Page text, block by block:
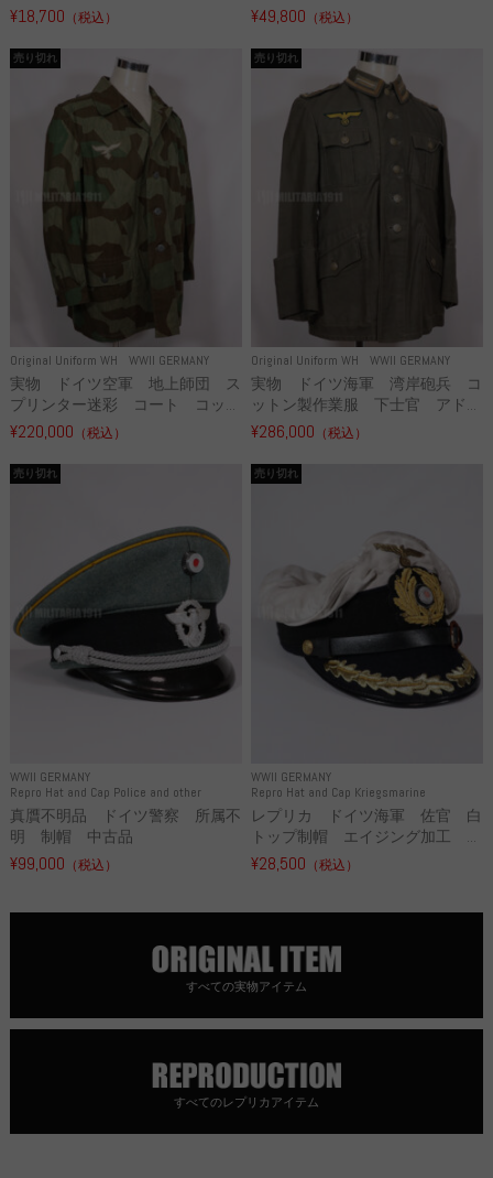
¥18,700 （税込） ¥49,800 （税込）
Original Uniform WH WWII GERMANY
売り切れ
実物 ドイツ空軍 地上師団 ス
プリンター迷彩 コート コッ...
¥220,000 （税込）
Original Uniform WH WWII GERMANY
売り切れ
実物 ドイツ海軍 湾岸砲兵 コ
ットン製作業服 下士官 アド...
¥286,000 （税込）
WWII GERMANY
Repro Hat and Cap Police and other
売り切れ
真贋不明品 ドイツ警察 所属不
明 制帽 中古品
¥99,000 （税込）
WWII GERMANY
Repro Hat and Cap Kriegsmarine
売り切れ
レプリカ ドイツ海軍 佐官 白
トップ制帽 エイジング加工 ...
¥28,500 （税込）
すべての実物アイテム
すべてのレプリカアイテム